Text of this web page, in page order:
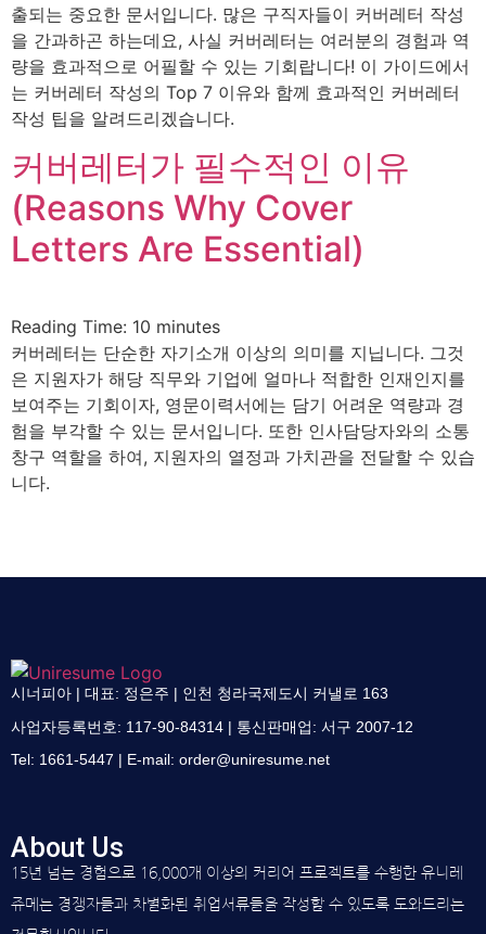
출되는 중요한 문서입니다. 많은 구직자들이 커버레터 작성
을 간과하곤 하는데요, 사실 커버레터는 여러분의 경험과 역
량을 효과적으로 어필할 수 있는 기회랍니다! 이 가이드에서
는 커버레터 작성의 Top 7 이유와 함께 효과적인 커버레터
작성 팁을 알려드리겠습니다.
커버레터가 필수적인 이유
(Reasons Why Cover
Letters Are Essential)
Reading Time: 10 minutes
커버레터는 단순한 자기소개 이상의 의미를 지닙니다. 그것
은 지원자가 해당 직무와 기업에 얼마나 적합한 인재인지를
보여주는 기회이자, 영문이력서에는 담기 어려운 역량과 경
험을 부각할 수 있는 문서입니다. 또한 인사담당자와의 소통
창구 역할을 하여, 지원자의 열정과 가치관을 전달할 수 있습
니다.
시너피아 | 대표: 정은주 | 인천 청라국제도시 커낼로 163
사업자등록번호: 117-90-84314 | 통신판매업: 서구 2007-12
Tel: 1661-5447 | E-mail: order@uniresume.net
About Us
15년 넘는 경험으로 16,000개 이상의 커리어 프로젝트를 수행한 유니레
쥬메는 경쟁자들과 차별화된 취업서류들을 작성할 수 있도록 도와드리는